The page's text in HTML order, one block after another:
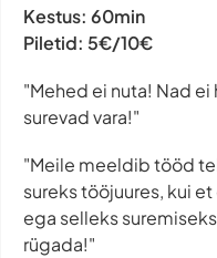
Kestus: 60min
Piletid: 5€/10€
"Mehed ei nuta! Nad
surevad vara!"
"Meile meeldib tööd
sureks tööjuures, kui
ega selleks
rügada!"